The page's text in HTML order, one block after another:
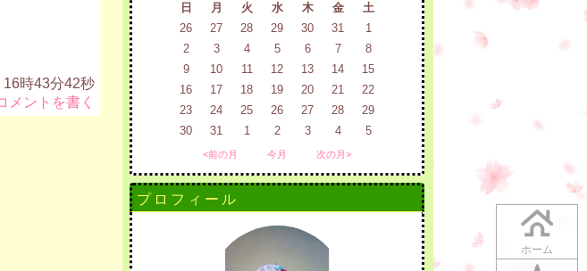
時43分42秒
メントを書く
ホーム
日
月 火 水 木 金
土
26
27 28 29 30 31
1
2
3 4 5 6 7
8
9
10 11 12 13 14
15
16
17 18 19 20 21
22
23
24 25 26 27 28
29
30
31 1 2 3 4 5
<前の月 今月 次の月>
プロフィール